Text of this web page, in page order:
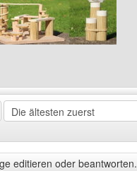
editieren oder beantworten.